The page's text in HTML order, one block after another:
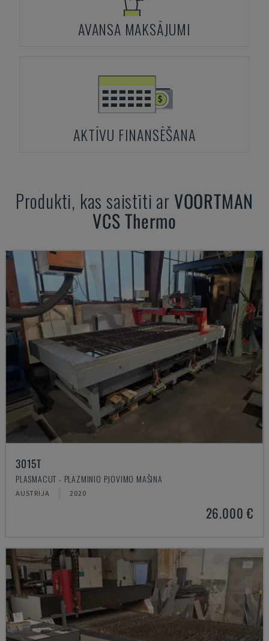
AVANSA MAKSĀJUMI
AKTĪVU FINANSĒŠANA
Produkti, kas saistīti ar VOORTMAN
VCS Thermo
3015T
PLASMACUT - PLAZMINIO PJOVIMO MAŠINA
AUSTRIJA 2020
26.000 €